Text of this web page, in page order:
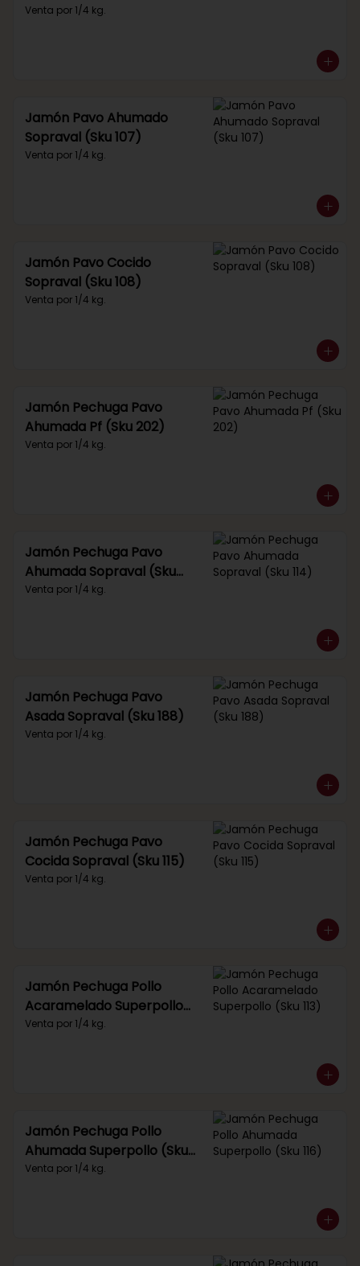
Venta por 1/4 kg.
Jamón Pavo Ahumado
Sopraval (Sku 107)
Venta por 1/4 kg.
Jamón Pavo Cocido
Sopraval (Sku 108)
Venta por 1/4 kg.
Jamón Pechuga Pavo
Ahumada Pf (Sku 202)
Venta por 1/4 kg.
Jamón Pechuga Pavo
Ahumada Sopraval (Sku
114)
Venta por 1/4 kg.
Jamón Pechuga Pavo
Asada Sopraval (Sku 188)
Venta por 1/4 kg.
Jamón Pechuga Pavo
Cocida Sopraval (Sku 115)
Venta por 1/4 kg.
Jamón Pechuga Pollo
Acaramelado Superpollo
(Sku 113)
Venta por 1/4 kg.
Jamón Pechuga Pollo
Ahumada Superpollo (Sku
116)
Venta por 1/4 kg.